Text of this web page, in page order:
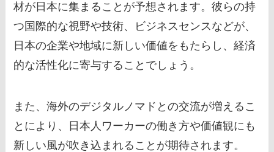
材が日本に集まることが予想されます。彼らの持
つ国際的な視野や技術、ビジネスセンスなどが、
日本の企業や地域に新しい価値をもたらし、経済
的な活性化に寄与することでしょう。
また、海外のデジタルノマドとの交流が増えるこ
とにより、日本人ワーカーの働き方や価値観にも
新しい風が吹き込まれることが期待されます。